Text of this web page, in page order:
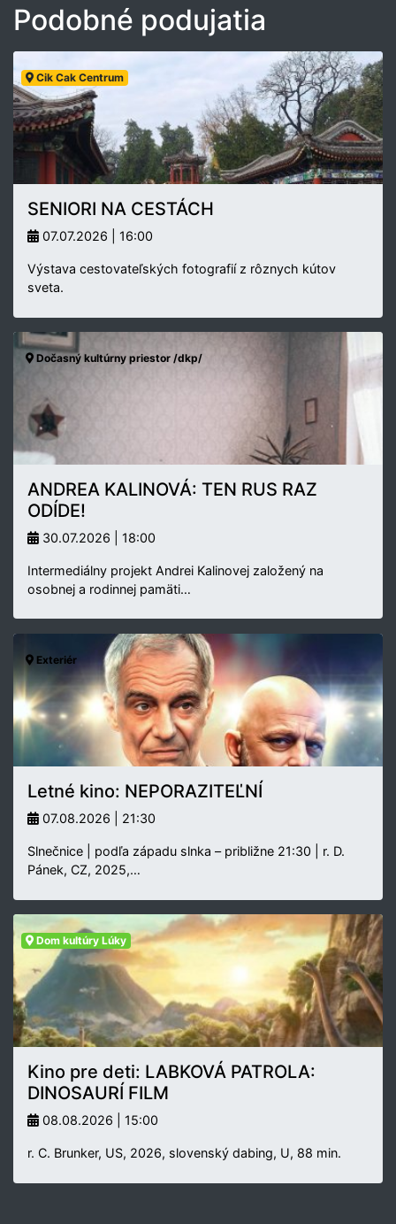
Podobné podujatia
Cik Cak Centrum
SENIORI NA CESTÁCH
07.07.2026 | 16:00
Výstava cestovateľských fotografií z rôznych kútov
sveta.
Dočasný kultúrny priestor /dkp/
ANDREA KALINOVÁ: TEN RUS RAZ
ODÍDE!
30.07.2026 | 18:00
Intermediálny projekt Andrei Kalinovej založený na
osobnej a rodinnej pamäti…
Exteriér
Letné kino: NEPORAZITEĽNÍ
07.08.2026 | 21:30
Slnečnice | podľa západu slnka – približne 21:30 | r. D.
Pánek, CZ, 2025,…
Dom kultúry Lúky
Kino pre deti: LABKOVÁ PATROLA:
DINOSAURÍ FILM
08.08.2026 | 15:00
r. C. Brunker, US, 2026, slovenský dabing, U, 88 min.